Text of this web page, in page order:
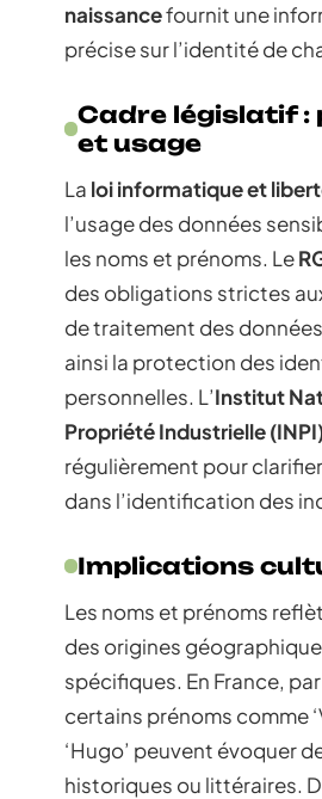
naissancefournit une
précise sur l’identité de
Cadre législatif :
et usage
La loi informatique et
l’usage des données
les noms et prénoms. Le
des obligations strictes
de traitement des
ainsi la protection des
personnelles. L’Institut
Propriété Industrielle
régulièrement pour
dans l’identification des
Implications
Les noms et prénoms
des origines
spécifiques. En France,
certains prénoms comme
‘Hugo’ peuvent évoquer
historiques ou littéraires.